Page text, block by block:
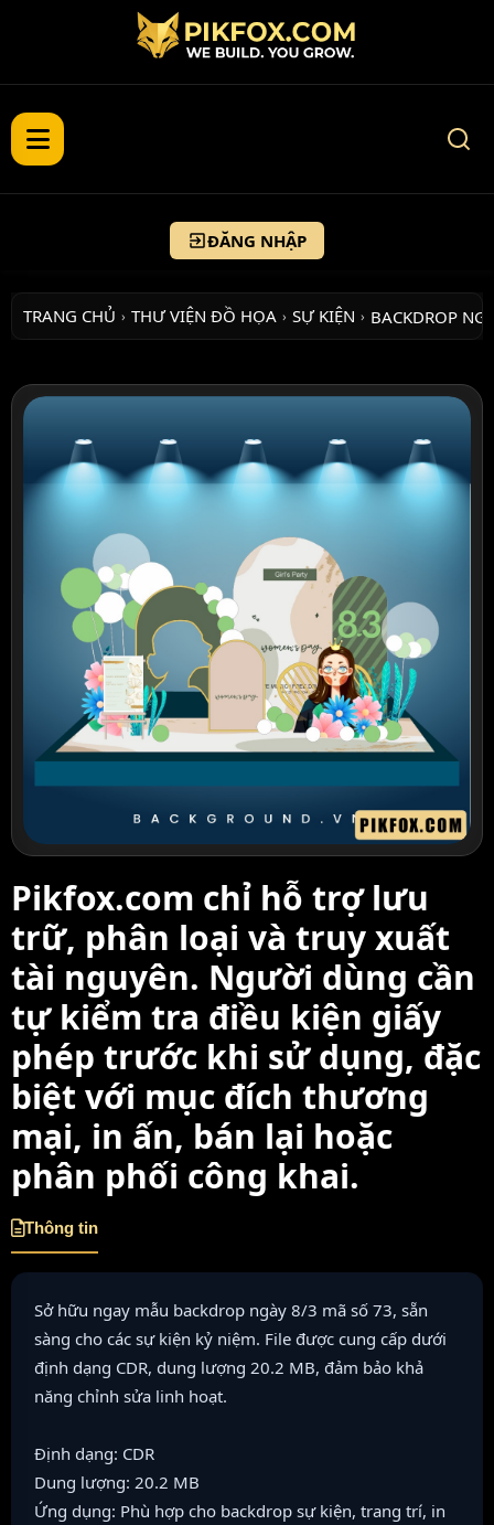
ĐĂNG NHẬP
TRANG CHỦ › THƯ VIỆN ĐỒ HỌA › SỰ KIỆN › BACKDROP
Pikfox.com chỉ hỗ trợ lưu
trữ, phân loại và truy xuất
tài nguyên. Người dùng cần
tự kiểm tra điều kiện giấy
phép trước khi sử dụng, đặc
biệt với mục đích thương
mại, in ấn, bán lại hoặc
phân phối công khai.
Thông tin
Sở hữu ngay mẫu backdrop ngày 8/3 mã số 73, sẵn
sàng cho các sự kiện kỷ niệm. File được cung cấp dưới
định dạng CDR, dung lượng 20.2 MB, đảm bảo khả
năng chỉnh sửa linh hoạt.
Định dạng: CDR
Dung lượng: 20.2 MB
Ứng dụng: Phù hợp cho backdrop sự kiện, trang trí, in